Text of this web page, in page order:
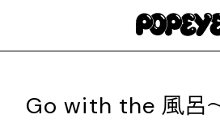
Go with the風呂